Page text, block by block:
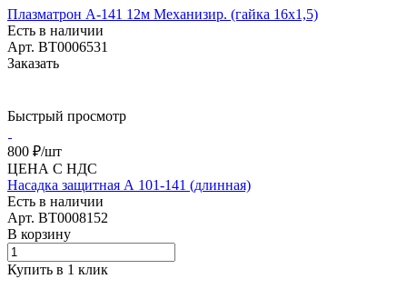
Плазматрон А-141 12м Механизир. (гайка 16х1,5)
Есть в наличии
Арт. BT0006531
Заказать
Быстрый просмотр
800 ₽/шт
ЦЕНА С НДС
Насадка защитная А 101-141 (длинная)
Есть в наличии
Арт. BT0008152
В корзину
Купить в 1 клик